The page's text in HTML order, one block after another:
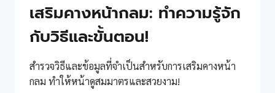
เสริมคางหน้ากลม: ทำความรู้จัก
กับวิธีและขั้นตอน!
สำรวจวิธีและข้อมูลที่จำเป็นสำหรับการเสริมคางหน้า
กลม ทำให้หน้าดูสมมาตรและสวยงาม!